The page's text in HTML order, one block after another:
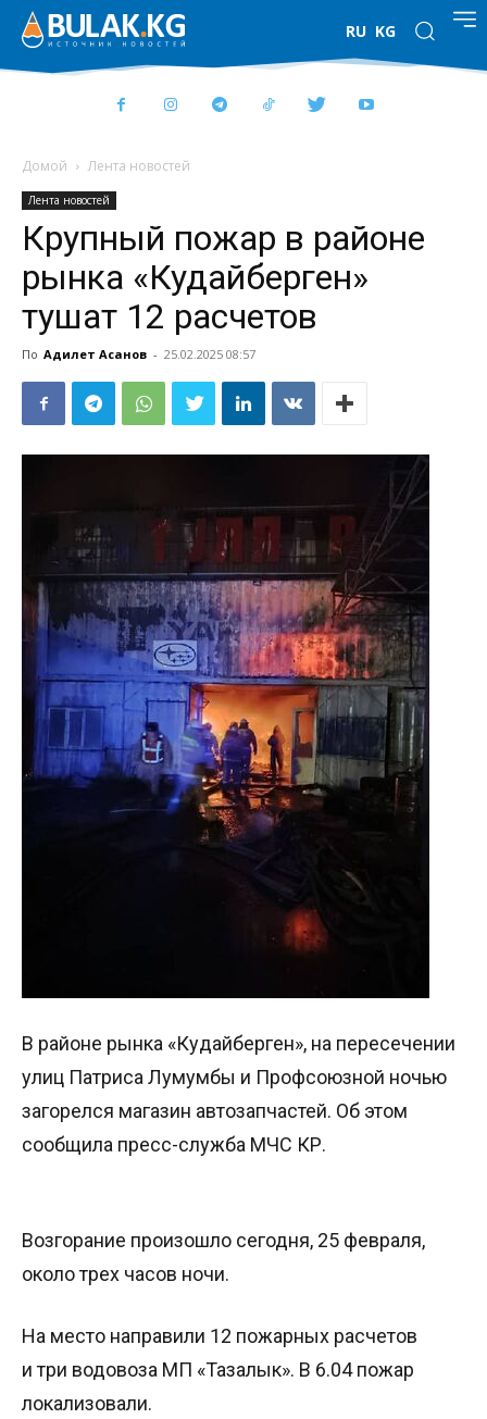
RU KG
Домой Лента новостей
Лента новостей
Крупный пожар в районе
рынка «Кудайберген»
тушат 12 расчетов
По Адилет Асанов - 25.02.2025 08:57
В районе рынка «Кудайберген», на пересечении
улиц Патриса Лумумбы и Профсоюзной ночью
загорелся магазин автозапчастей. Об этом
сообщила пресс-служба МЧС КР.
Возгорание произошло сегодня, 25 февраля,
около трех часов ночи.
На место направили 12 пожарных расчетов
и три водовоза МП «Тазалык». В 6.04 пожар
локализовали.